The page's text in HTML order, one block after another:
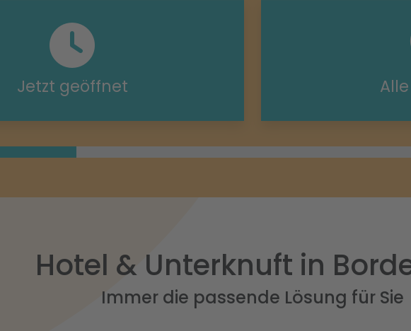
Jetzt geöffnet
Hotel & Unterknuft in
Immer die passende Lösung für Sie